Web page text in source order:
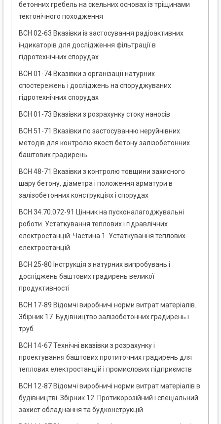
бетонних гребель на скельних основах із тріщинами
тектонічного походження
ВСН 02-63 Вказівки із застосування радіоактивних
індикаторів для дослідження фільтрації в
гідротехнічних спорудах
ВСН 01-74 Вказівки з організації натурних
спостережень і досліджень на споруджуваних
гідротехнічних спорудах
ВСН 01-73 Вказівки з розрахунку стоку наносів
ВСН 51-71 Вказівки по застосуванню неруйнівних
методів для контролю якості бетону залізобетонних
баштових градирень
ВСН 48-71 Вказівки з контролю товщини захисного
шару бетону, діаметра і положення арматури в
залізобетонних конструкціях і спорудах
ВСН 34.70.072-91 Цінник на пусконалагоджувальні
роботи. Устаткування теплових і гідравлічних
електростанцій. Частина 1. Устаткування теплових
електростанцій
ВСН 25-80 Інструкція з натурних випробувань і
досліджень баштових градирень великої
продуктивності
ВСН 17-89 Відомчі виробничі норми витрат матеріалів.
Збірник 17. Будівництво залізобетонних градирень і
труб
ВСН 14-67 Технічні вказівки з розрахунку і
проектування баштових протиточних градирень для
теплових електростанцій і промислових підприємств
ВСН 12-87 Відомчі виробничі норми витрат матеріалів в
будівництві. Збірник 12. Протикорозійний і спеціальний
захист обладнання та будконструкцій